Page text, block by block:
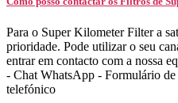
Para o Super Kilometer Filter a
prioridade. Pode utilizar o seu
entrar em contacto com a nossa
- Chat WhatsApp - Formulário
telefónico